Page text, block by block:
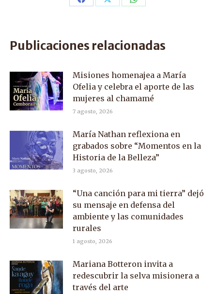
Share Share Share
Publicaciones relacionadas
Misiones homenajea a María
Ofelia y celebra el aporte de las
mujeres al chamamé
7 agosto, 2026
María Nathan reflexiona en
grabados sobre “Momentos en la
Historia de la Belleza”
3 agosto, 2026
“Una canción para mi tierra” dejó
su mensaje en defensa del
ambiente y las comunidades
rurales
1 agosto, 2026
Mariana Botteron invita a
redescubrir la selva misionera a
través del arte